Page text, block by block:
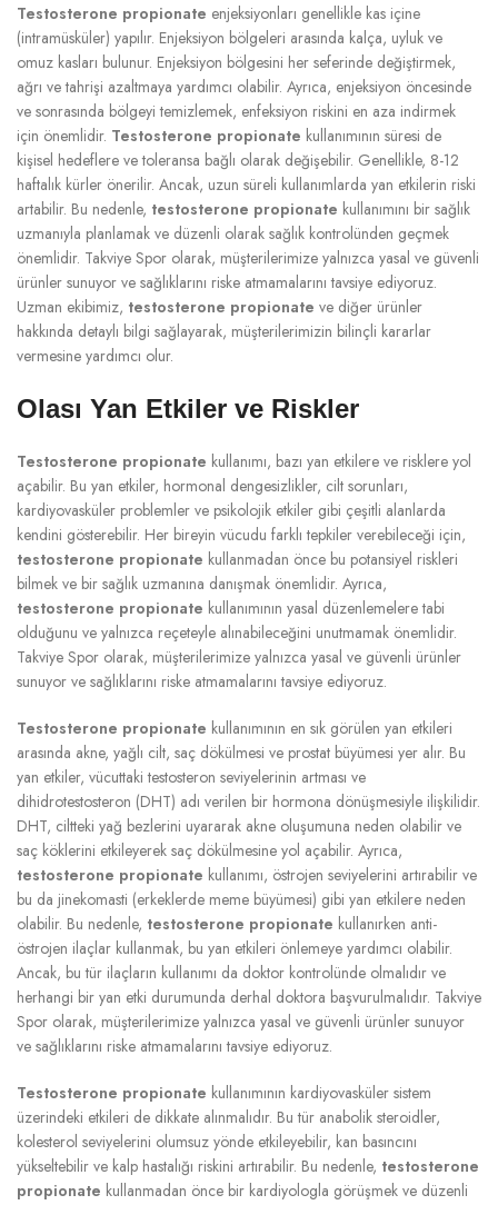
Testosterone propionate enjeksiyonları genellikle kas içine
(intramüsküler) yapılır. Enjeksiyon bölgeleri arasında kalça, uyluk ve
omuz kasları bulunur. Enjeksiyon bölgesini her seferinde değiştirmek,
ağrı ve tahrişi azaltmaya yardımcı olabilir. Ayrıca, enjeksiyon öncesinde
ve sonrasında bölgeyi temizlemek, enfeksiyon riskini en aza indirmek
için önemlidir. Testosterone propionate kullanımının süresi de
kişisel hedeflere ve toleransa bağlı olarak değişebilir. Genellikle, 8-12
haftalık kürler önerilir. Ancak, uzun süreli kullanımlarda yan etkilerin riski
artabilir. Bu nedenle, testosterone propionate kullanımını bir sağlık
uzmanıyla planlamak ve düzenli olarak sağlık kontrolünden geçmek
önemlidir. Takviye Spor olarak, müşterilerimize yalnızca yasal ve güvenli
ürünler sunuyor ve sağlıklarını riske atmamalarını tavsiye ediyoruz.
Uzman ekibimiz, testosterone propionate ve diğer ürünler
hakkında detaylı bilgi sağlayarak, müşterilerimizin bilinçli kararlar
vermesine yardımcı olur.
Olası Yan Etkiler ve Riskler
Testosterone propionate kullanımı, bazı yan etkilere ve risklere yol
açabilir. Bu yan etkiler, hormonal dengesizlikler, cilt sorunları,
kardiyovasküler problemler ve psikolojik etkiler gibi çeşitli alanlarda
kendini gösterebilir. Her bireyin vücudu farklı tepkiler verebileceği için,
testosterone propionate kullanmadan önce bu potansiyel riskleri
bilmek ve bir sağlık uzmanına danışmak önemlidir. Ayrıca,
testosterone propionate kullanımının yasal düzenlemelere tabi
olduğunu ve yalnızca reçeteyle alınabileceğini unutmamak önemlidir.
Takviye Spor olarak, müşterilerimize yalnızca yasal ve güvenli ürünler
sunuyor ve sağlıklarını riske atmamalarını tavsiye ediyoruz.
Testosterone propionate kullanımının en sık görülen yan etkileri
arasında akne, yağlı cilt, saç dökülmesi ve prostat büyümesi yer alır. Bu
yan etkiler, vücuttaki testosteron seviyelerinin artması ve
dihidrotestosteron (DHT) adı verilen bir hormona dönüşmesiyle ilişkilidir.
DHT, ciltteki yağ bezlerini uyararak akne oluşumuna neden olabilir ve
saç köklerini etkileyerek saç dökülmesine yol açabilir. Ayrıca,
testosterone propionate kullanımı, östrojen seviyelerini artırabilir ve
bu da jinekomasti (erkeklerde meme büyümesi) gibi yan etkilere neden
olabilir. Bu nedenle, testosterone propionate kullanırken anti-
östrojen ilaçlar kullanmak, bu yan etkileri önlemeye yardımcı olabilir.
Ancak, bu tür ilaçların kullanımı da doktor kontrolünde olmalıdır ve
herhangi bir yan etki durumunda derhal doktora başvurulmalıdır. Takviye
Spor olarak, müşterilerimize yalnızca yasal ve güvenli ürünler sunuyor
ve sağlıklarını riske atmamalarını tavsiye ediyoruz.
Testosterone propionate kullanımının kardiyovasküler sistem
üzerindeki etkileri de dikkate alınmalıdır. Bu tür anabolik steroidler,
kolesterol seviyelerini olumsuz yönde etkileyebilir, kan basıncını
yükseltebilir ve kalp hastalığı riskini artırabilir. Bu nedenle, testosterone
propionate kullanmadan önce bir kardiyologla görüşmek ve düzenli